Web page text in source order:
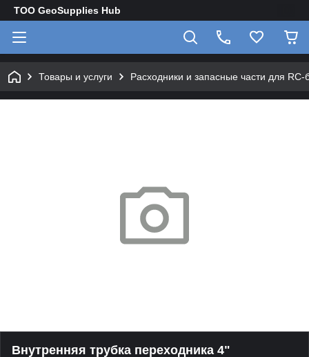
TOO GeoSupplies Hub
Товары и услуги Расходники и запасные части для RC-
Внутренняя трубка переходника 4"